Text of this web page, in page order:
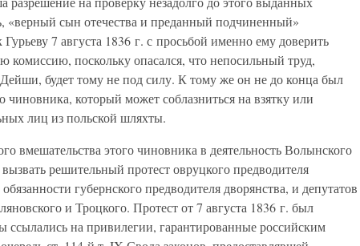
«верный сын отечества и преданный подчиненный»
7 августа 1836 г. с просьбой именно ему доверить
комиссию, поскольку опасался, что непосильный труд,
будет тому не под силу. К тому же он не до конца был
чиновника, который может соблазниться на взятку или
лиц из польской шляхты.
вмешательства этого чиновника в деятельность Волынского
решительный протест овруцкого предводителя
губернского предводителя дворянства, и депутатов
и Троцкого. Протест от 7 августа 1836 г. был
ссылались на привилегии, гарантированные российским